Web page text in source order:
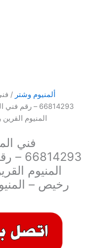
ألمنيوم وشتر /
66814293 –
المنيوم
فني
المنيوم
رخيص –